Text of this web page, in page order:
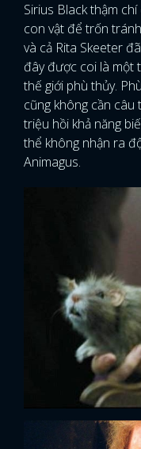
Sirius Black thậm
con vật để trốn
và cả Rita Skeeter
đây được coi là một
thế giới phù thủy.
cũng không cần
triệu hồi khả năng
thể không nhận ra
Animagus.